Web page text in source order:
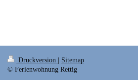
Druckversion
Sitemap
© Ferienwohnung Rettig